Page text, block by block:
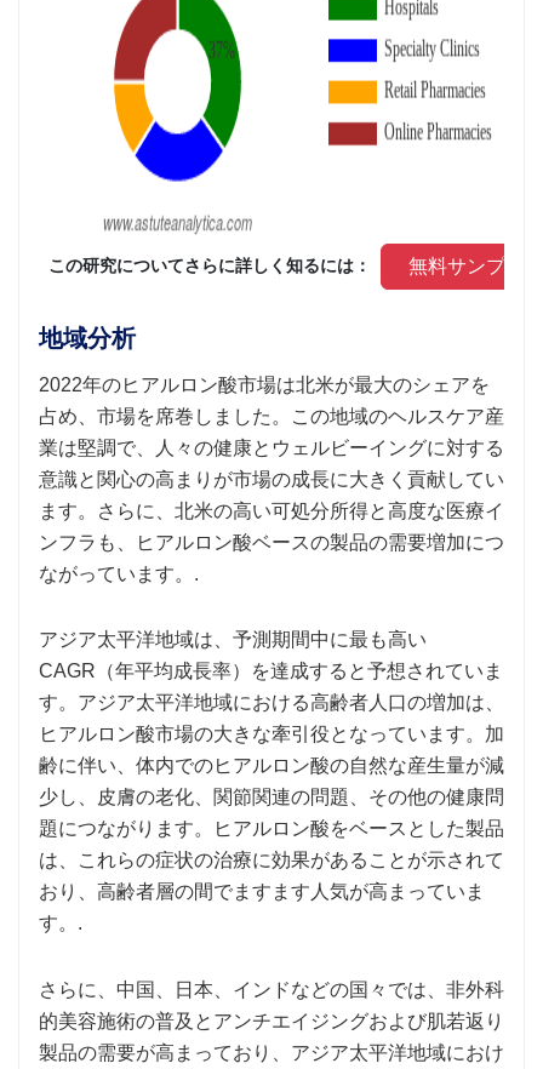
この研究についてさらに詳しく知るには： 無料サンプル
地域分析
2022年のヒアルロン酸市場は北米が最大のシェアを
占め、市場を席巻しました。この地域のヘルスケア産
業は堅調で、人々の健康とウェルビーイングに対する
意識と関心の高まりが市場の成長に大きく貢献してい
ます。さらに、北米の高い可処分所得と高度な医療イ
ンフラも、ヒアルロン酸ベースの製品の需要増加につ
ながっています。.
アジア太平洋地域は、予測期間中に最も高い
CAGR（年平均成長率）を達成すると予想されていま
す。アジア太平洋地域における高齢者人口の増加は、
ヒアルロン酸市場の大きな牽引役となっています。加
齢に伴い、体内でのヒアルロン酸の自然な産生量が減
少し、皮膚の老化、関節関連の問題、その他の健康問
題につながります。ヒアルロン酸をベースとした製品
は、これらの症状の治療に効果があることが示されて
おり、高齢者層の間でますます人気が高まっていま
す。.
さらに、中国、日本、インドなどの国々では、非外科
的美容施術の普及とアンチエイジングおよび肌若返り
製品の需要が高まっており、アジア太平洋地域におけ